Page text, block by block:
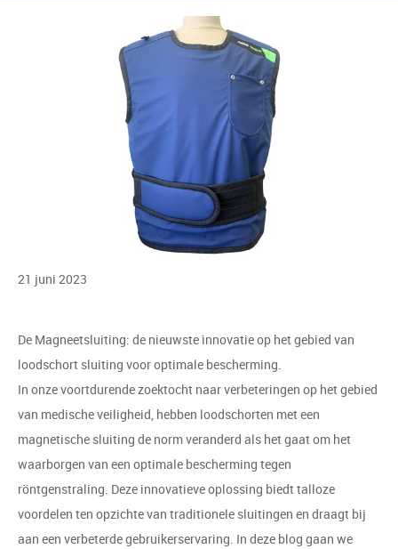
21 juni 2023
De Magneetsluiting: de nieuwste innovatie op het gebied van
loodschort sluiting voor optimale bescherming.
In onze voortdurende zoektocht naar verbeteringen op het gebied
van medische veiligheid, hebben loodschorten met een
magnetische sluiting de norm veranderd als het gaat om het
waarborgen van een optimale bescherming tegen
röntgenstraling. Deze innovatieve oplossing biedt talloze
voordelen ten opzichte van traditionele sluitingen en draagt bij
aan een verbeterde gebruikerservaring. In deze blog gaan we